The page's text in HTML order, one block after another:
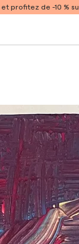
profitez de -10 %